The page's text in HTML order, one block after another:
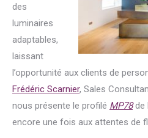
des
luminaires
adaptables,
laissant
l’opportunité aux clients de
Frédéric Scarnier, Sales
nous présente le profilé MP78de
encore une fois aux attentes de